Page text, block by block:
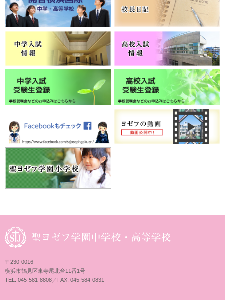
〒230-0016
横浜市鶴見区東寺尾北台11番1号
TEL: 045-581-8808／FAX: 045-584-0831